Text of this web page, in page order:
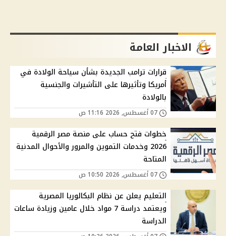
الاخبار العامة
قرارات ترامب الجديدة بشأن سياحة الولادة في
أمريكا وتأثيرها على التأشيرات والجنسية
بالولادة
خطوات فتح حساب على منصة مصر الرقمية
2026 وخدمات التموين والمرور والأحوال المدنية
المتاحة
التعليم يعلن عن نظام البكالوريا المصرية
ويعتمد دراسة 7 مواد خلال عامين وزيادة ساعات
الدراسة